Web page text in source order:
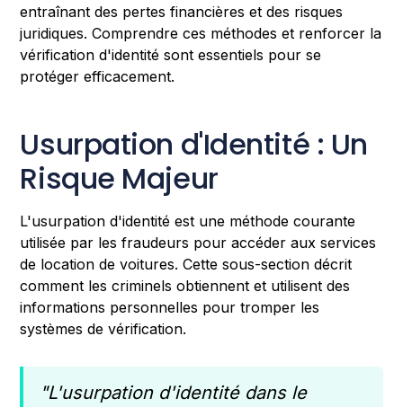
entraînant des pertes financières et des risques
juridiques. Comprendre ces méthodes et renforcer la
vérification d'identité sont essentiels pour se
protéger efficacement.
Usurpation d'Identité : Un
Risque Majeur
L'usurpation d'identité est une méthode courante
utilisée par les fraudeurs pour accéder aux services
de location de voitures. Cette sous-section décrit
comment les criminels obtiennent et utilisent des
informations personnelles pour tromper les
systèmes de vérification.
"L'usurpation d'identité dans le